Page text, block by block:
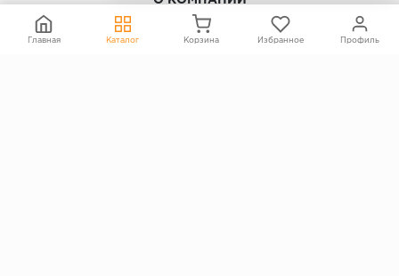
Контакты
Главная Каталог Корзина Избранное Профиль